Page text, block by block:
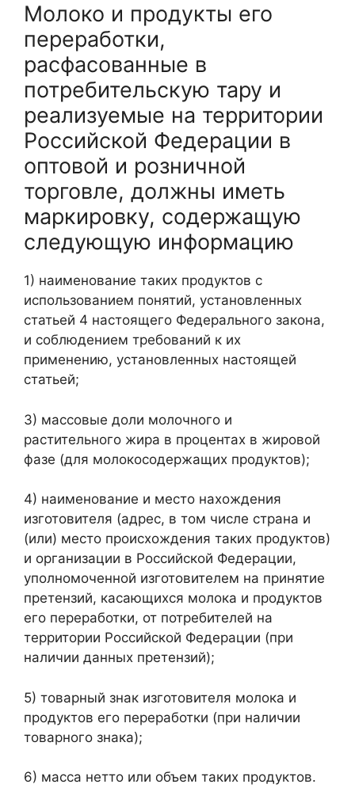
Молоко и продукты его
переработки,
расфасованные в
потребительскую тару и
реализуемые на территории
Российской Федерации в
оптовой и розничной
торговле, должны иметь
маркировку, содержащую
следующую информацию
1) наименование таких продуктов с
использованием понятий, установленных
статьей 4 настоящего Федерального закона,
и соблюдением требований к их
применению, установленных настоящей
статьей;
3) массовые доли молочного и
растительного жира в процентах в жировой
фазе (для молокосодержащих продуктов);
4) наименование и место нахождения
изготовителя (адрес, в том числе страна и
(или) место происхождения таких продуктов)
и организации в Российской Федерации,
уполномоченной изготовителем на принятие
претензий, касающихся молока и продуктов
его переработки, от потребителей на
территории Российской Федерации (при
наличии данных претензий);
5) товарный знак изготовителя молока и
продуктов его переработки (при наличии
товарного знака);
6) масса нетто или объем таких продуктов.